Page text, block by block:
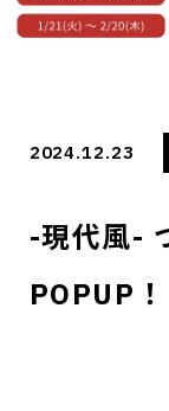
2024.12.23
-現代風-
POPUP！